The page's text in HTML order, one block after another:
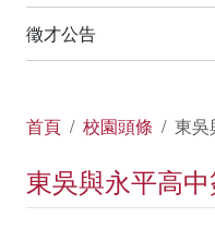
徵才公告
首頁 校園頭條 東吳
東吳與永平高